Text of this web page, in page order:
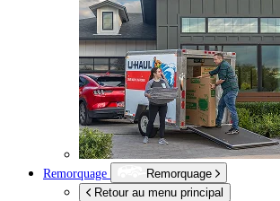
Remorquage
Remorquage
Retour au menu principal